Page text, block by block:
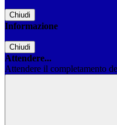
Chiudi
Informazione
Chiudi
Attendere...
Attendere il completamento